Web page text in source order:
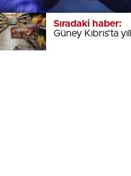
Sıradaki haber:
Güney Kıbrıs’ta
Sıradaki haber:
Güney Kıbrıs’ta